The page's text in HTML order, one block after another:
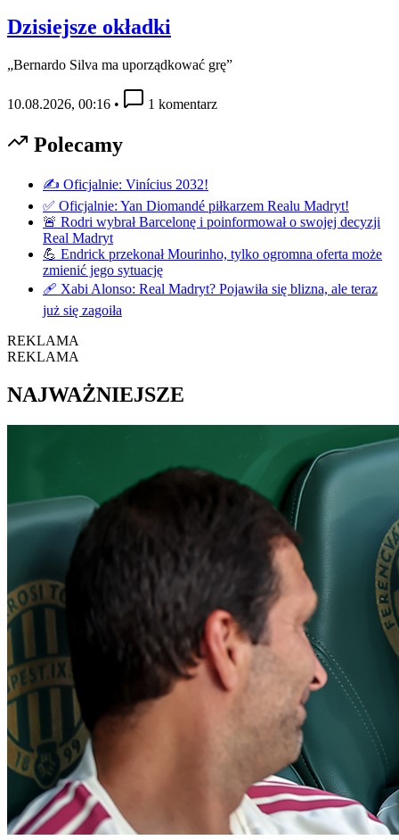
Dzisiejsze okładki
„Bernardo Silva ma uporządkować grę”
10.08.2026, 00:16 • 1 komentarz
Polecamy
✍️ Oficjalnie: Vinícius 2032!
✅ Oficjalnie: Yan Diomandé piłkarzem Realu Madryt!
🚨 Rodri wybrał Barcelonę i poinformował o swojej decyzji
Real Madryt
💪 Endrick przekonał Mourinho, tylko ogromna oferta może
zmienić jego sytuację
🩹 Xabi Alonso: Real Madryt? Pojawiła się blizna, ale teraz
już się zagoiła
REKLAMA
REKLAMA
NAJWAŻNIEJSZE